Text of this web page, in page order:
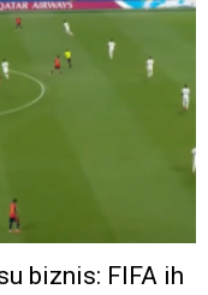
biznis: FIFA ih